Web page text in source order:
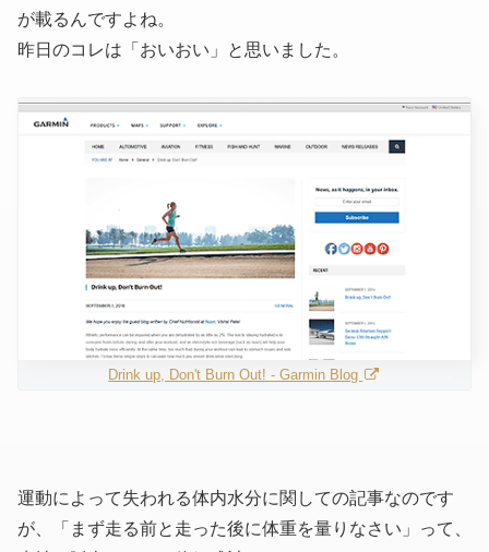
が載るんですよね。
昨日のコレは「おいおい」と思いました。
Drink up, Don't Burn Out! - Garmin Blog
運動によって失われる体内水分に関しての記事なのです
が、「まず走る前と走った後に体重を量りなさい」って、